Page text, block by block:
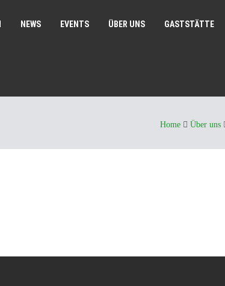
NEWS EVENTS ÜBER UNS GASTSTÄTTE
Home Über uns